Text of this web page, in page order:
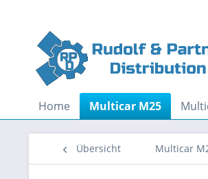
Home Multicar M25
Übersicht Multicar